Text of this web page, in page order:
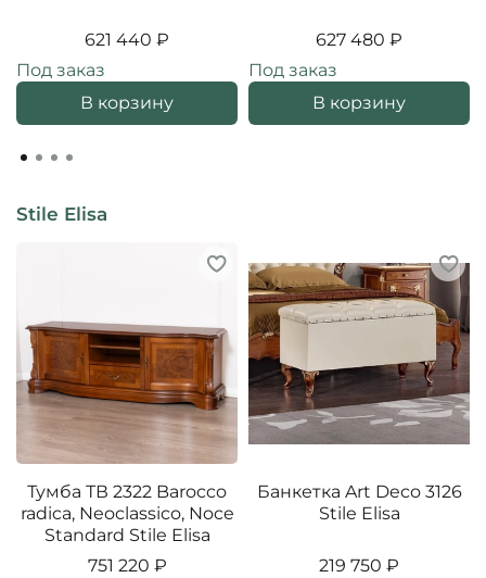
621 440 ₽
Под заказ
В корзину
627 480 ₽
Под заказ
В корзину
Stile Elisa
Тумба ТВ 2322 Barocco
radica, Neoclassico, Noce
Standard Stile Elisa
751 220 ₽
Банкетка Art Deco 3126
Stile Elisa
219 750 ₽